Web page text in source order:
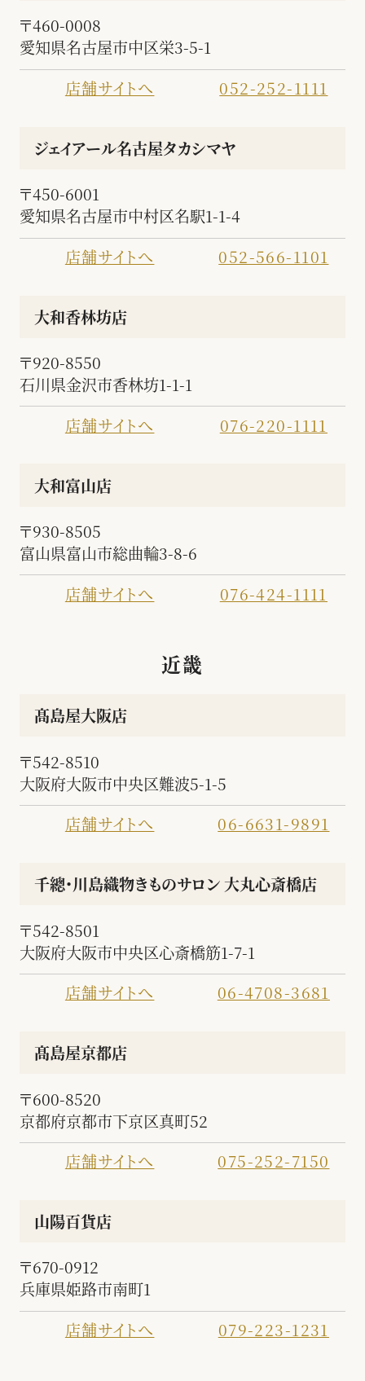
〒460-0008
愛知県名古屋市中区栄3-5-1
店舗サイトへ
052-252-1111
ジェイアール名古屋タカシマヤ
〒450-6001
愛知県名古屋市中村区名駅1-1-4
店舗サイトへ
052-566-1101
大和香林坊店
〒920-8550
石川県金沢市香林坊1-1-1
店舗サイトへ
076-220-1111
大和富山店
〒930-8505
富山県富山市総曲輪3-8-6
店舗サイトへ
076-424-1111
近畿
髙島屋大阪店
〒542-8510
大阪府大阪市中央区難波5-1-5
店舗サイトへ
06-6631-9891
千總・川島織物きものサロン 大丸心斎橋店
〒542-8501
大阪府大阪市中央区心斎橋筋1-7-1
店舗サイトへ
06-4708-3681
髙島屋京都店
〒600-8520
京都府京都市下京区真町52
店舗サイトへ
075-252-7150
山陽百貨店
〒670-0912
兵庫県姫路市南町1
店舗サイトへ
079-223-1231